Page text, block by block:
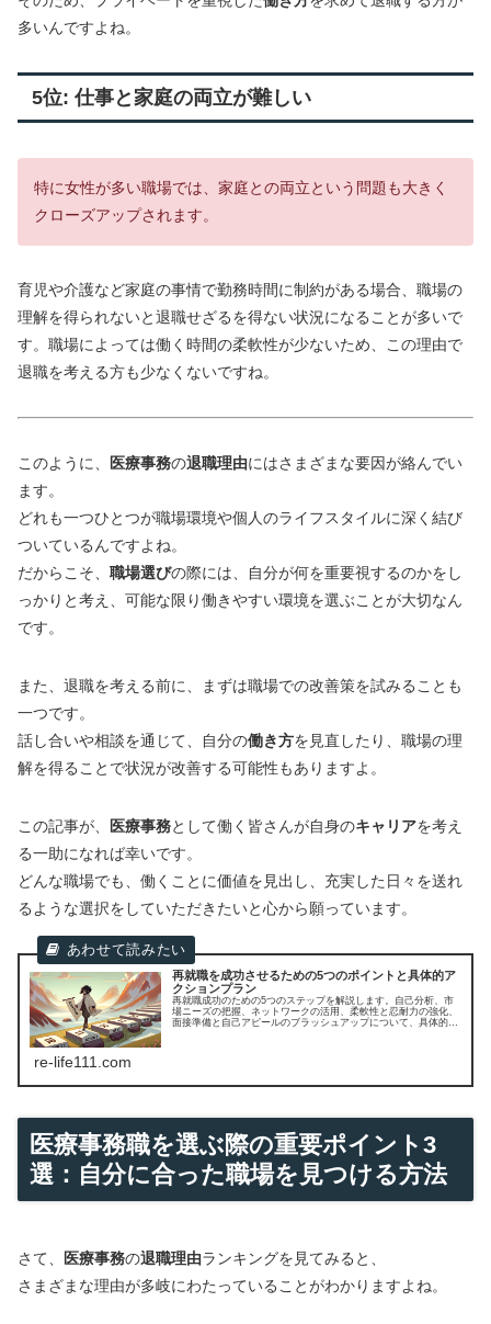
多いんですよね。
5位: 仕事と家庭の両立が難しい
特に女性が多い職場では、家庭との両立という問題も大きく
クローズアップされます。
育児や介護など家庭の事情で勤務時間に制約がある場合、職場の
理解を得られないと退職せざるを得ない状況になることが多いで
す。職場によっては働く時間の柔軟性が少ないため、この理由で
退職を考える方も少なくないですね。
このように、 医療事務の退職理由にはさまざまな要因が絡んでい
ます。
どれも一つひとつが職場環境や個人のライフスタイルに深く結び
ついているんですよね。
だからこそ、 職場選びの際には、自分が何を重要視するのかをし
っかりと考え、可能な限り働きやすい環境を選ぶことが大切なん
です。
また、退職を考える前に、まずは職場での改善策を試みることも
一つです。
話し合いや相談を通じて、自分の働き方を見直したり、職場の理
解を得ることで状況が改善する可能性もありますよ。
この記事が、 医療事務として働く皆さんが自身のキャリアを考え
る一助になれば幸いです。
どんな職場でも、働くことに価値を見出し、充実した日々を送れ
るような選択をしていただきたいと心から願っています。
再就職を成功させるための5つのポイントと具体的ア
クションプラン
再就職成功のための5つのステップを解説します。自己分析、市
場ニーズの把握、ネットワークの活用、柔軟性と忍耐力の強化、
面接準備と自己アピールのブラッシュアップについて、具体的な
re-life111.com
医療事務職を選ぶ際の重要ポイント3
選：自分に合った職場を見つける方法
さて、 医療事務の退職理由ランキングを見てみると、
さまざまな理由が多岐にわたっていることがわかりますよね。